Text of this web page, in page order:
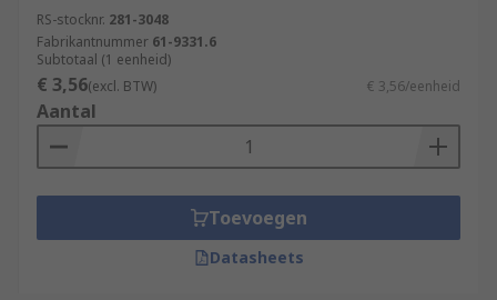
RS-stocknr. 281-3048
Fabrikantnummer 61-9331.6
Subtotaal (1 eenheid)
€ 3,56(excl. BTW) € 3,56/eenheid
Aantal
Toevoegen
Datasheets